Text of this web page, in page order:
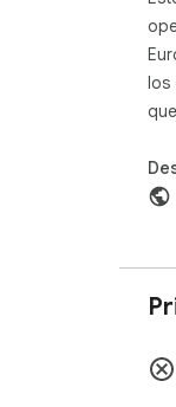
*
los